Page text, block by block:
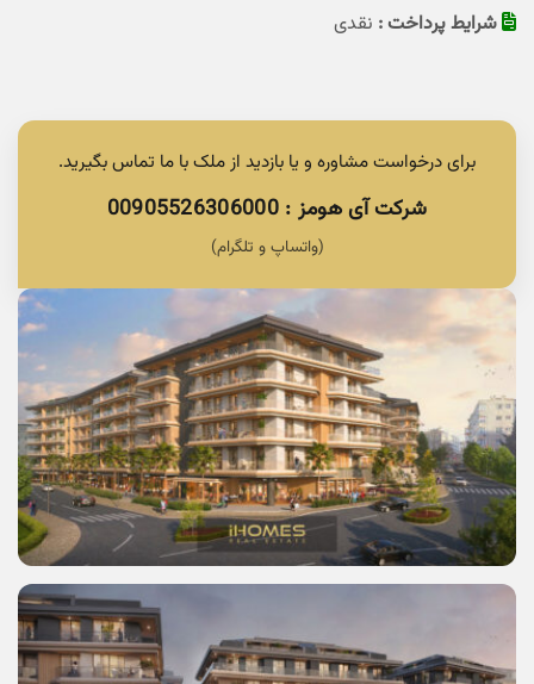
شرایط پرداخت : نقدی
برای درخواست مشاوره و یا بازدید از ملک با ما تماس بگیرید.
شرکت آی هومز : 00905526306000
(واتساپ و تلگرام)